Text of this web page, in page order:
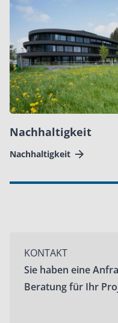
Nachhaltigkeit
Nachhaltigkeit
KONTAKT
Sie haben eine
Beratung für Ihr